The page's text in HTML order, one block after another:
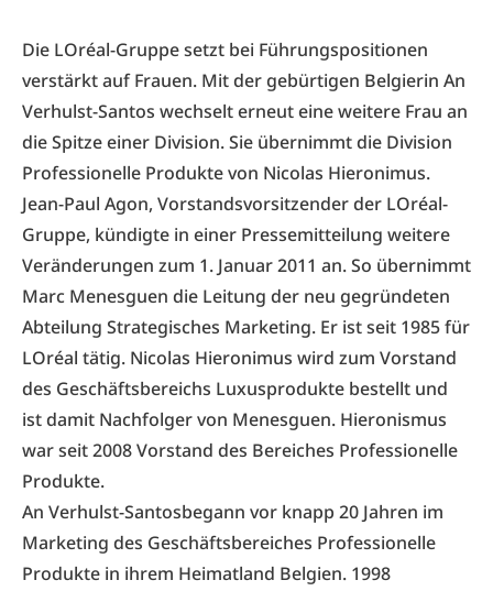
Die LOréal-Gruppe setzt bei Führungspositionen
verstärkt auf Frauen. Mit der gebürtigen Belgierin An
Verhulst-Santos wechselt erneut eine weitere Frau an
die Spitze einer Division. Sie übernimmt die Division
Professionelle Produkte von Nicolas Hieronimus.
Jean-Paul Agon, Vorstandsvorsitzender der LOréal-
Gruppe, kündigte in einer Pressemitteilung weitere
Veränderungen zum 1. Januar 2011 an. So übernimmt
Marc Menesguen die Leitung der neu gegründeten
Abteilung Strategisches Marketing. Er ist seit 1985 für
LOréal tätig. Nicolas Hieronimus wird zum Vorstand
des Geschäftsbereichs Luxusprodukte bestellt und
ist damit Nachfolger von Menesguen. Hieronismus
war seit 2008 Vorstand des Bereiches Professionelle
Produkte.
An Verhulst-Santosbegann vor knapp 20 Jahren im
Marketing des Geschäftsbereiches Professionelle
Produkte in ihrem Heimatland Belgien. 1998